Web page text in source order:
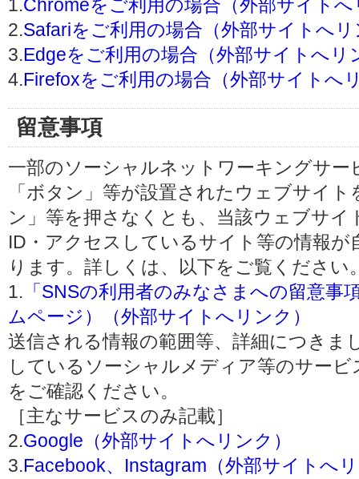
1.Chromeをご利用の場合（外部サイト
2.Safariをご利用の場合（外部サイトへ
3.Edgeをご利用の場合（外部サイトへリ
4.Firefoxをご利用の場合（外部サイトへ
留意事項
一部のソーシャルネットワーキングサー
「ボタン」等が設置されたウェブサイ
ン」等を押さなくとも、当該ウェブサイ
ID・アクセスしているサイト等の情報
ります。詳しくは、以下をご覧ください
1. 「SNSの利用者のみなさまへの留意事
ムページ）（外部サイトへリンク）
送信される情報の範囲等、詳細につきま
しているソーシャルメディア等のサー
をご確認ください。
［主なサービスのみ記載］
2.Google（外部サイトへリンク）
3.Facebook、Instagram（外部サイトへ